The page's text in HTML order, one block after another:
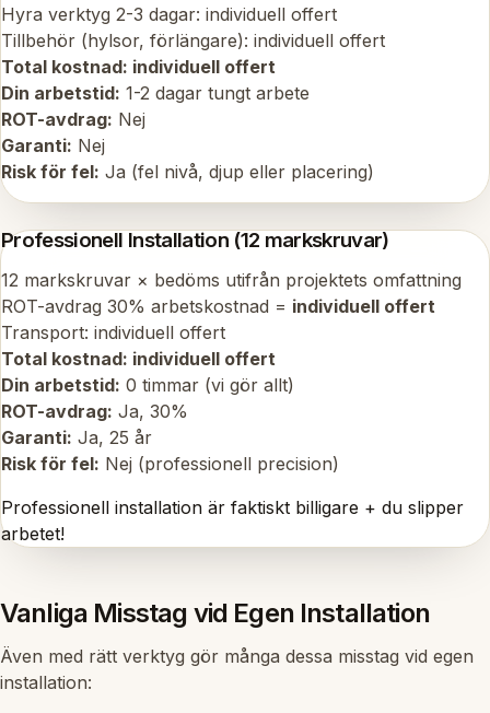
Hyra verktyg 2-3 dagar: individuell offert
Tillbehör (hylsor, förlängare): individuell offert
Total kostnad: individuell offert
Din arbetstid: 1-2 dagar tungt arbete
ROT-avdrag: Nej
Garanti: Nej
Risk för fel: Ja (fel nivå, djup eller placering)
Professionell Installation (12 markskruvar)
12 markskruvar × bedöms utifrån projektets omfattning
ROT-avdrag 30% arbetskostnad = individuell offert
Transport: individuell offert
Total kostnad: individuell offert
Din arbetstid: 0 timmar (vi gör allt)
ROT-avdrag: Ja, 30%
Garanti: Ja, 25 år
Risk för fel: Nej (professionell precision)
Professionell installation är faktiskt billigare + du slipper
arbetet!
Vanliga Misstag vid Egen Installation
Även med rätt verktyg gör många dessa misstag vid egen
installation: